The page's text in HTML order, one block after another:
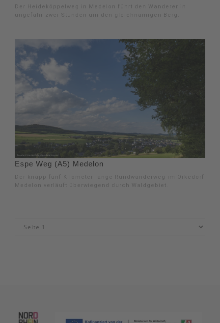
Der Heideköppelweg in Medelon führt den Wanderer in
ungefähr zwei Stunden um den gleichnamigen Berg.
Espe Weg (A5) Medelon
Der knapp fünf Kilometer lange Rundwanderweg im Orkedorf
Medelon verläuft überwiegend durch Waldgebiet.